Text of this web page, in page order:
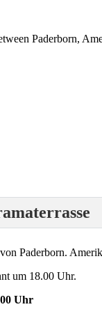
Paderborn,
Paderborn.
um 18.00 Uhr.
Uhr